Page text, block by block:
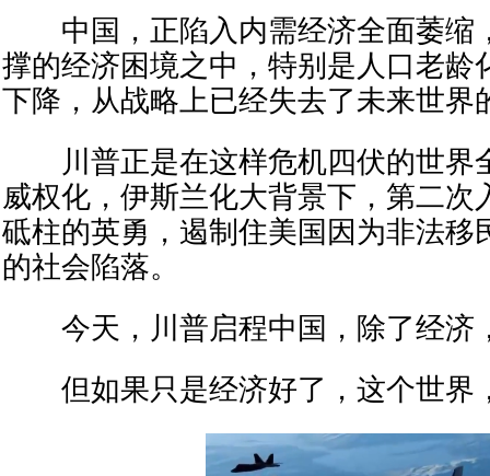
中国，正陷入内需经济全面萎缩
撑的经济困境之中，特别是人口老龄
下降，从战略上已经失去了未来世界
川普正是在这样危机四伏的世界
威权化，伊斯兰化大背景下，第二次
砥柱的英勇，遏制住美国因为非法移
的社会陷落。
今天，川普启程中国，除了经济
但如果只是经济好了，这个世界